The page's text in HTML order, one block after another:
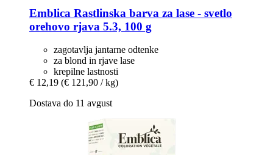
Emblica Rastlinska barva za lase -​ svetlo
orehovo rjava 5.3, 100 g
zagotavlja jantarne odtenke
za blond in rjave lase
krepilne lastnosti
€ 12,19 (€ 121,90 / kg)
Dostava do 11 avgust